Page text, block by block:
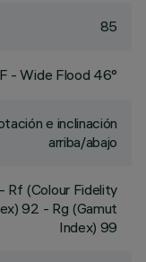
85
- Wide Flood 46°
e inclinación
arriba/abajo
- Rf (Colour Fidelity
92 - Rg (Gamut
Index) 99